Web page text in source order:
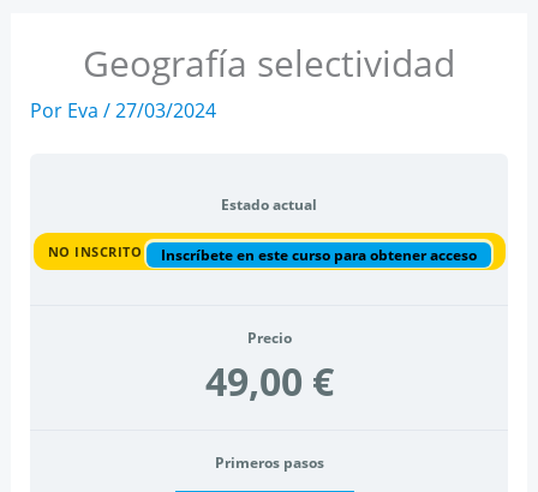
Geografía selectividad
Por Eva /27/03/2024
Estado actual
NO INSCRITO Inscríbete en este curso para obtener acceso
Precio
49,00 €
Primeros pasos